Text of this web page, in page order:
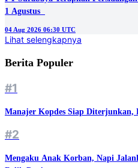
1 Agustus
04 Aug 2026 06:30 UTC
Lihat selengkapnya
Berita Populer
#1
Manajer Kopdes Siap Diterjunkan,
#2
Mengaku Anak Korban, Napi